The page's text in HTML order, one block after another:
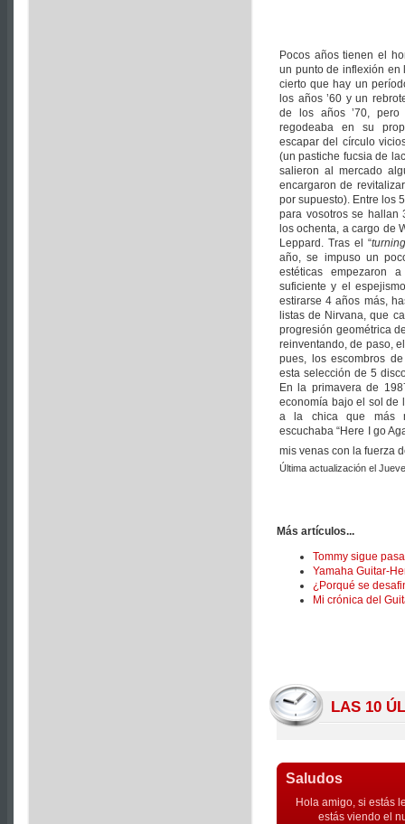
Pocos años tienen el
un punto de inflexión en
cierto que hay un
los años ’60 y un
de los años ’70,
regodeaba en su
escapar del círculo
(un pastiche fucsia de
salieron al mercado
encargaron de
por supuesto). Entre los
para vosotros se hallan
los ochenta, a cargo de
Leppard. Tras el “
año, se impuso un
estéticas empezaron
suficiente y el
estirarse 4 años más,
listas de Nirvana, que
progresión geométrica
reinventando, de paso,
pues, los escombros
esta selección de 5
En la primavera de
economía bajo el sol de
a la chica que más
escuchaba “Here I go
mis venas con la fuerza
Última actualización el
Más artículos...
Tommy sigue
Yamaha Guitar-
¿Porqué se
Mi crónica del
LAS 10
Saludos
Hola amigo, si estás
estás viendo el